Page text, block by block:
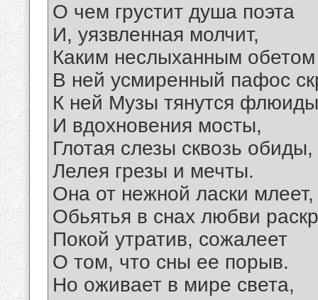
О чем грустит душа поэта
И, уязвленная молчит,
Каким неслыханным обетом
В ней усмиренный пафос
К ней Музы тянутся флюиды
И вдохновения мосты,
Глотая слезы сквозь обиды,
Лелея грезы и мечты.
Она от нежной ласки млеет,
Обьятья в снах любви
Покой утратив, сожалеет
О том, что сны ее порыв.
Но оживает в мире света,